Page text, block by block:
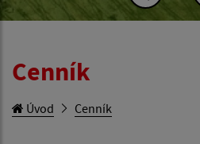
Cenník
Úvod Cenník